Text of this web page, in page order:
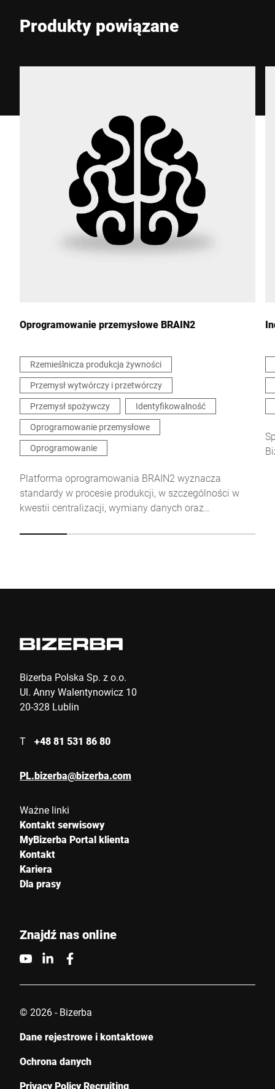
Niniejszym potwierdzam, że zgadzam się na wykorzystanie
moich danych do przetworzenia tego żądania Dalsze informacje
można znaleźć wDeklaracja ochrony danych*
Anti-Robot Verification
Friendly
Wyślij
Produkty powiązane
Oprogramowanie przemysłowe BRAIN2
Rzemieślnicza produkcja żywności
Przemysł wytwórczy i przetwórczy
Przemysł spożywczy
Identyfikowalność
Oprogramowanie przemysłowe
Oprogramowanie
Platforma oprogramowania BRAIN2 wyznacza
standardy w procesie produkcji, w szczególności w
kwestii centralizacji, wymiany danych oraz
Bizerba Polska Sp. z o.o.
Ul. Anny Walentynowicz 10
20-328 Lublin
T +48 81 531 86 80
PL.bizerba@bizerba.com
Ważne linki
Kontakt serwisowy
MyBizerba Portal klienta
Kontakt
Kariera
Dla prasy
Znajdź nas online
© 2026 - Bizerba
Dane rejestrowe i kontaktowe
Ochrona danych
Privacy Policy Recruiting